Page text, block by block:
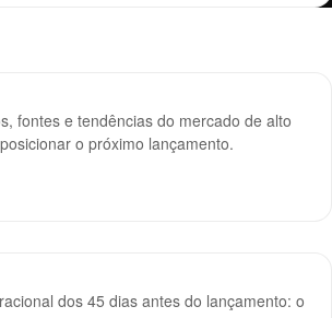
Imobiliário
fontes e tendências do mercado de alto
o próximo lançamento.
· 45 dias
dos 45 dias antes do lançamento: o